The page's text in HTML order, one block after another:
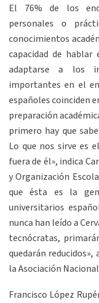
El 76% de los
personales o
conocimientos
capacidad de
adaptarse a los
importantes en el
españoles coinciden
preparación
primero hay que
Lo que nos sirve es
fuera de él», indica
y Organización
que ésta es la
universitarios
nunca han leído a
tecnócratas,
quedarán
la Asociación
Francisco López